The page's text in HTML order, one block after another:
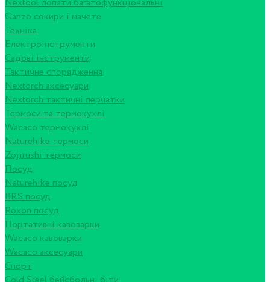
Nextool лопати багатофункціональні
Ganzo сокири і мачете
Техніка
Електроінструменти
Садові інструменти
Тактичне спорядження
Nextorch аксесуари
Nextorch тактичні перчатки
Термоси та термокухлі
Wacaco термокухлі
Naturehike термоси
Zojirushi термоси
Посуд
Naturehike посуд
BRS посуд
Roxon посуд
Портативні кавоварки
Wacaco кавоварки
Wacaco аксесуари
Спорт